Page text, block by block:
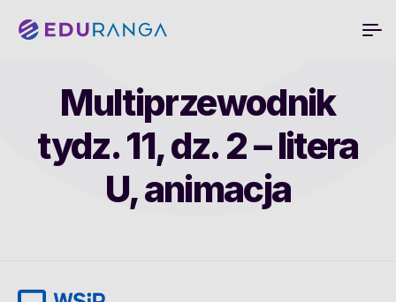
Multiprzewodnik
tydz. 11, dz. 2 – litera
U, animacja